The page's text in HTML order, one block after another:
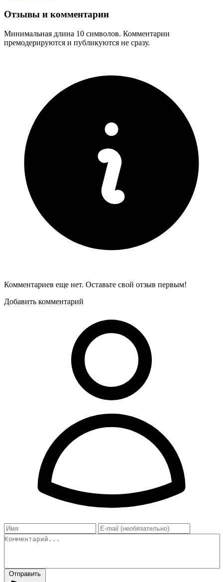
Отзывы и комментарии
Минимальная длина 10 символов. Комментарии
премодерируются и публикуются не сразу.
Комментариев еще нет. Оставьте свой отзыв первым!
Добавить комментарий
Отправить